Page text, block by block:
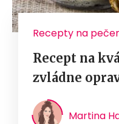
Recepty na
Recept na
zvládne
Martina